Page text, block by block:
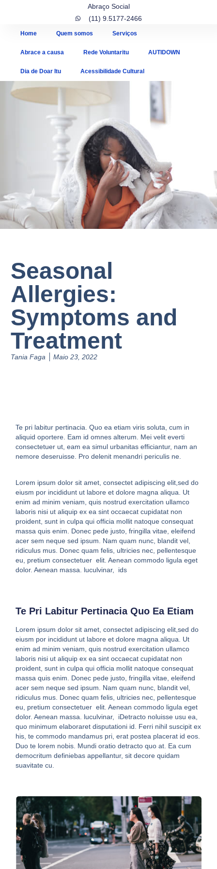
Abraço Social
(11) 9.5177-2466
Home Quem somos Serviços
Abrace a causa Rede Voluntaritu AUTIDOWN
Dia de Doar Itu Acessibilidade Cultural
Seasonal
Allergies:
Symptoms and
Treatment
Tania Faga Maio 23, 2022
Te pri labitur pertinacia. Quo ea etiam viris soluta, cum in
aliquid oportere. Eam id omnes alterum. Mei velit everti
consectetuer ut, eam ea simul urbanitas efficiantur, nam an
nemore deseruisse. Pro delenit menandri periculis ne.
Lorem ipsum dolor sit amet, consectet adipiscing elit,sed do
eiusm por incididunt ut labore et dolore magna aliqua. Ut
enim ad minim veniam, quis nostrud exercitation ullamco
laboris nisi ut aliquip ex ea sint occaecat cupidatat non
proident, sunt in culpa qui officia mollit natoque consequat
massa quis enim. Donec pede justo, fringilla vitae, eleifend
acer sem neque sed ipsum. Nam quam nunc, blandit vel,
ridiculus mus. Donec quam felis, ultricies nec, pellentesque
eu, pretium consectetuer elit. Aenean commodo ligula eget
dolor. Aenean massa. luculvinar, ids
Te Pri Labitur Pertinacia Quo Ea Etiam
Lorem ipsum dolor sit amet, consectet adipiscing elit,sed do
eiusm por incididunt ut labore et dolore magna aliqua. Ut
enim ad minim veniam, quis nostrud exercitation ullamco
laboris nisi ut aliquip ex ea sint occaecat cupidatat non
proident, sunt in culpa qui officia mollit natoque consequat
massa quis enim. Donec pede justo, fringilla vitae, eleifend
acer sem neque sed ipsum. Nam quam nunc, blandit vel,
ridiculus mus. Donec quam felis, ultricies nec, pellentesque
eu, pretium consectetuer elit. Aenean commodo ligula eget
dolor. Aenean massa. luculvinar, iDetracto noluisse usu ea,
quo minimum elaboraret disputationi id. Ferri nihil suscipit ex
his, te commodo mandamus pri, erat postea placerat id eos.
Duo te lorem nobis. Mundi oratio detracto quo at. Ea cum
democritum definiebas appellantur, sit decore quidam
suavitate cu.